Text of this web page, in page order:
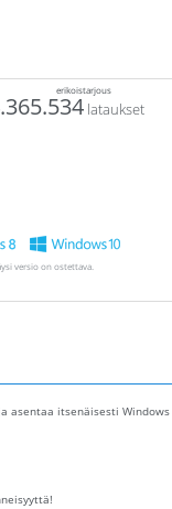
erikoistarjous
lataukset
versio on ostettava.
asentaa itsenäisesti Windows